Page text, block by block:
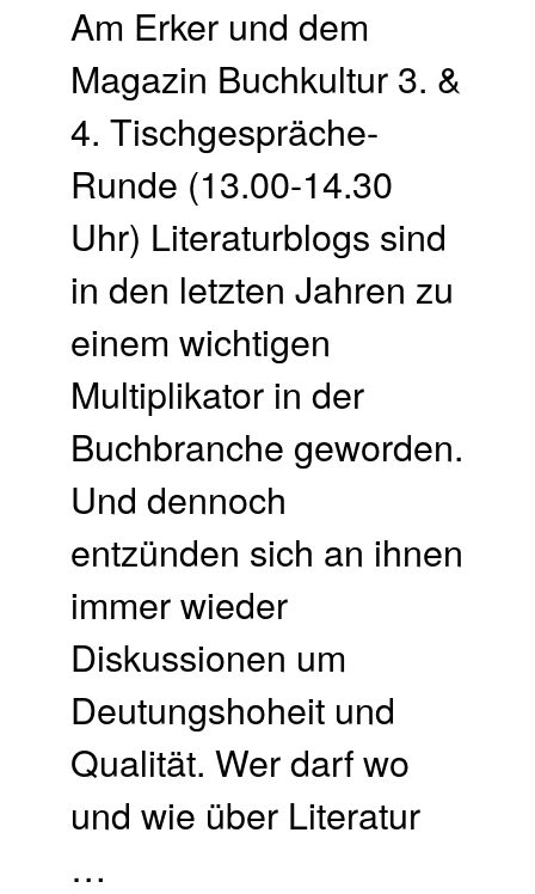
Am Erker und dem
Magazin Buchkultur 3. &
4. Tischgespräche-
Runde (13.00-14.30
Uhr) Literaturblogs sind
in den letzten Jahren zu
einem wichtigen
Multiplikator in der
Buchbranche geworden.
Und dennoch
entzünden sich an ihnen
immer wieder
Diskussionen um
Deutungshoheit und
Qualität. Wer darf wo
und wie über Literatur
…